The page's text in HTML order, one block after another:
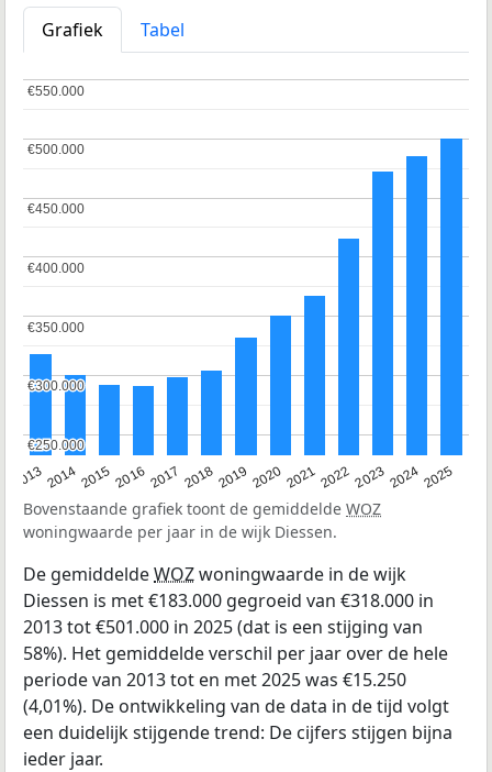
Grafiek
Tabel
20132014201520162017 20182019 202020212022202320242025
€250.000
€250.000
€300.000
€300.000
€350.000
€350.000
€400.000
€400.000
€450.000
€450.000
€500.000
€500.000
€550.000
€550.000
Bovenstaande grafiek toont de gemiddelde WOZ
woningwaarde per jaar in de wijk Diessen.
De gemiddeldeWOZwoningwaarde in de wijk
Diessen is met €183.000 gegroeid van €318.000 in
2013 tot €501.000 in 2025 (dat is een stijging van
58%). Het gemiddelde verschil per jaar over de hele
periode van 2013 tot en met 2025 was €15.250
(4,01%). De ontwikkeling van de data in de tijd volgt
een duidelijk stijgende trend: De cijfers stijgen bijna
ieder jaar.